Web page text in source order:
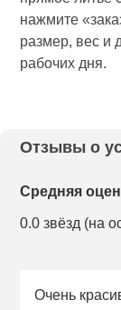
нажмите
размер, вес и
рабочих дня.
Отзывы о
Средняя
0.0 звёзд (на
Очень